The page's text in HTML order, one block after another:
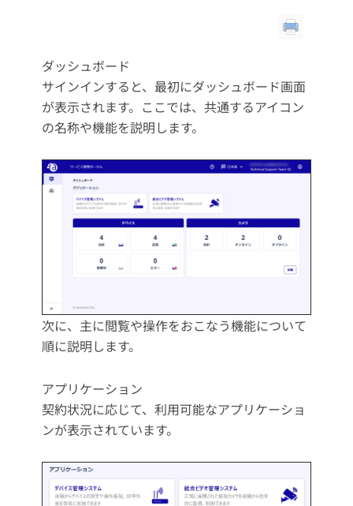
ダッシュボード
サインインすると、最初にダッシュボード画面
が表示されます。ここでは、共通するアイコン
の名称や機能を説明します。
次に、主に閲覧や操作をおこなう機能について
順に説明します。
アプリケーション
契約状況に応じて、利用可能なアプリケーショ
ンが表示されています。